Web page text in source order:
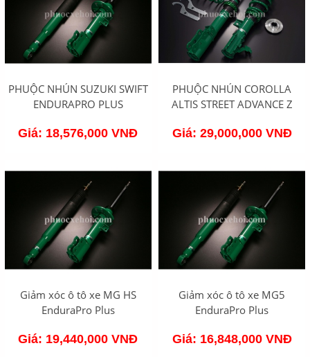
PHUỘC NHÚN SUZUKI SWIFT
ENDURAPRO PLUS
Giá: 18,576,000 VNĐ
PHUỘC NHÚN COROLLA
ALTIS STREET ADVANCE Z
Giá: 29,000,000 VNĐ
Giảm xóc ô tô xe MG HS
EnduraPro Plus
Giá: 19,440,000 VNĐ
Giảm xóc ô tô xe MG5
EnduraPro Plus
Giá: 16,848,000 VNĐ